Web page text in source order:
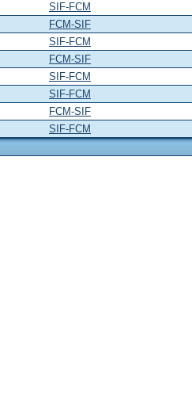
SIF-FCM
FCM-SIF
SIF-FCM
FCM-SIF
SIF-FCM
SIF-FCM
FCM-SIF
SIF-FCM